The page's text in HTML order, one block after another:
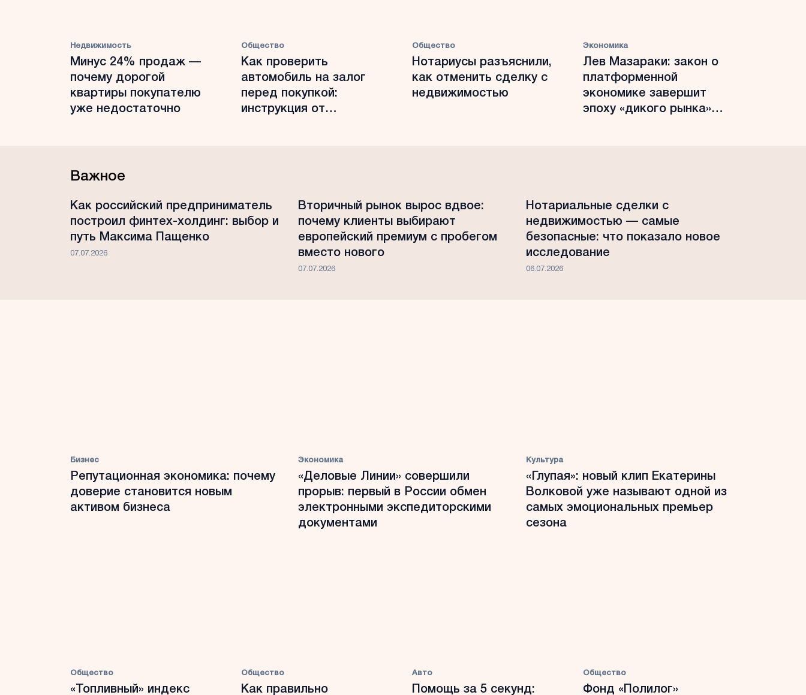
Недвижимость
Минус 24% продаж —
почему дорогой
квартиры покупателю
уже недостаточно
Общество
Как проверить
автомобиль на залог
перед покупкой:
инструкция от
Общество
Нотариусы разъяснили,
как отменить сделку с
недвижимостью
Экономика
Лев Мазараки: закон о
платформенной
экономике завершит
эпоху «дикого рынка»
Важное
Как российский предприниматель
построил финтех-холдинг: выбор и
путь Максима Пащенко
07.07.2026
Вторичный рынок вырос вдвое:
почему клиенты выбирают
европейский премиум с пробегом
вместо нового
07.07.2026
Нотариальные сделки с
недвижимостью — самые
безопасные: что показало новое
исследование
06.07.2026
Бизнес
Репутационная экономика: почему
доверие становится новым
активом бизнеса
Экономика
«Деловые Линии» совершили
прорыв: первый в России обмен
электронными экспедиторскими
документами
Культура
«Глупая»: новый клип Екатерины
Волковой уже называют одной из
самых эмоциональных премьер
сезона
Общество
«Топливный» индекс
Общество
Как правильно
Авто
Помощь за 5 секунд:
Общество
Фонд «Полилог»